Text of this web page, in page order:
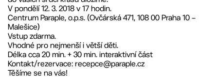
V pondělí 12. 3. 2018 v 17 hodin.
Centrum Paraple, o.p.s. (Ovčárská 471, 108 00 Praha 10 –
Malešice)
Vstup zdarma.
Vhodné pro nejmenší i větší děti.
Délka cca 20 min. + 30 min. interaktivní část
Kontakt/rezervace: recepce@paraple.cz
Těšíme se na vás!